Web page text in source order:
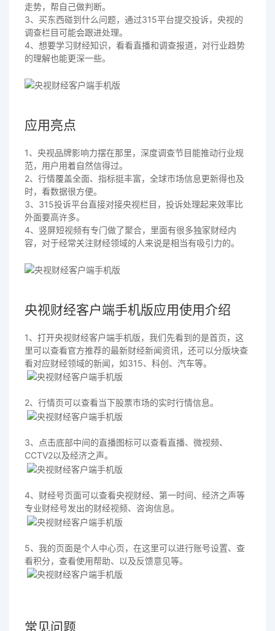
走势，帮自己做判断。
3、买东西碰到什么问题，通过315平台提交投诉，央视的
调查栏目可能会跟进处理。
4、想要学习财经知识，看看直播和调查报道，对行业趋势
的理解也能更深一些。
应用亮点
1、央视品牌影响力摆在那里，深度调查节目能推动行业规
范，用户用着自然信得过。
2、行情覆盖全面、指标挺丰富，全球市场信息更新得也及
时，看数据很方便。
3、315投诉平台直接对接央视栏目，投诉处理起来效率比
外面要高许多。
4、竖屏短视频有专门做了聚合，里面有很多独家财经内
容，对于经常关注财经领域的人来说是相当有吸引力的。
央视财经客户端手机版应用使用介绍
1、打开央视财经客户端手机版，我们先看到的是首页，这
里可以查看官方推荐的最新财经新闻资讯，还可以分版块查
看对应财经领域的新闻，如315、科创、汽车等。
2、行情页可以查看当下股票市场的实时行情信息。
3、点击底部中间的直播图标可以查看直播、微视频、
CCTV2以及经济之声。
4、财经号页面可以查看央视财经、第一时间、经济之声等
专业财经号发出的财经视频、咨询信息。
5、我的页面是个人中心页，在这里可以进行账号设置、查
看积分，查看使用帮助、以及反馈意见等。
常见问题